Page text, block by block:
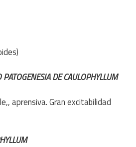
DE CAULOPHYLLUM
aprensiva. Gran excitabilidad